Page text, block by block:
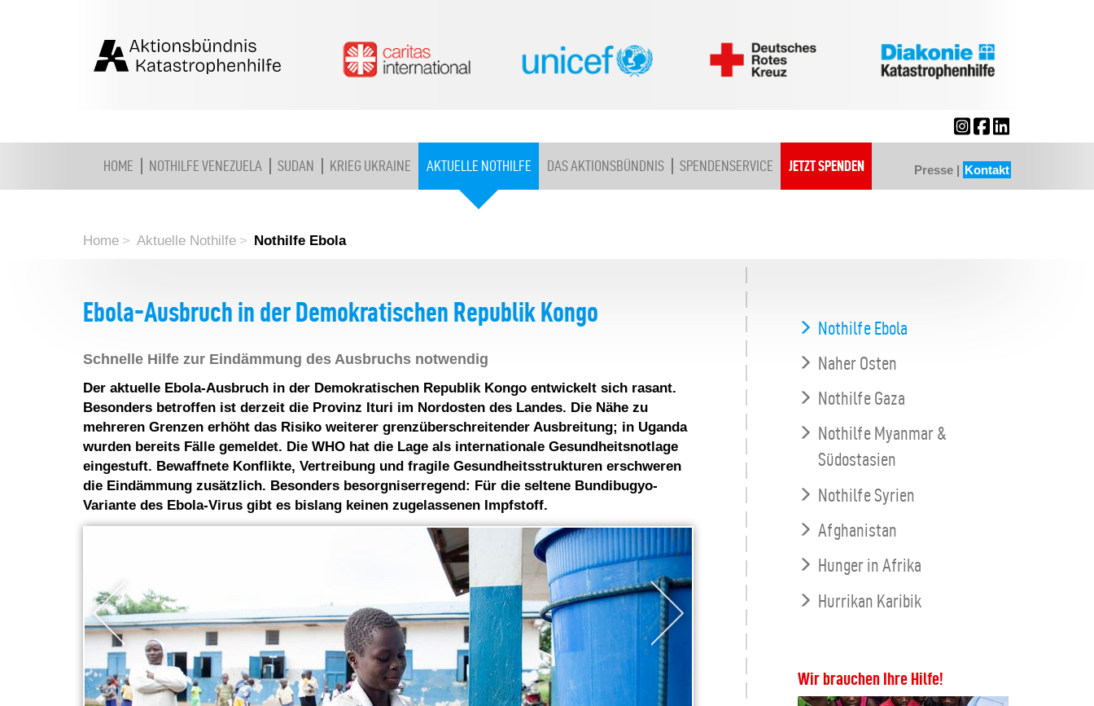
HOME NOTHILFE VENEZUELA SUDAN KRIEG UKRAINE AKTUELLE NOTHILFE DAS AKTIONSBÜNDNIS SPENDENSERVICE JETZT SPENDEN Presse | Kontakt
Home Aktuelle Nothilfe Nothilfe Ebola
Ebola-Ausbruch in der Demokratischen Republik Kongo
Schnelle Hilfe zur Eindämmung des Ausbruchs notwendig
Der aktuelle Ebola-Ausbruch in der Demokratischen Republik Kongo entwickelt sich rasant.
Besonders betroffen ist derzeit die Provinz Ituri im Nordosten des Landes. Die Nähe zu
mehreren Grenzen erhöht das Risiko weiterer grenzüberschreitender Ausbreitung; in Uganda
wurden bereits Fälle gemeldet. Die WHO hat die Lage als internationale Gesundheitsnotlage
eingestuft. Bewaffnete Konflikte, Vertreibung und fragile Gesundheitsstrukturen erschweren
die Eindämmung zusätzlich. Besonders besorgniserregend: Für die seltene Bundibugyo-
Variante des Ebola-Virus gibt es bislang keinen zugelassenen Impfstoff.
Nothilfe Ebola
Naher Osten
Nothilfe Gaza
Nothilfe Myanmar &
Südostasien
Nothilfe Syrien
Afghanistan
Hunger in Afrika
Hurrikan Karibik
Wir brauchen Ihre Hilfe!